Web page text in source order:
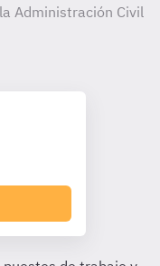
Administración Civil